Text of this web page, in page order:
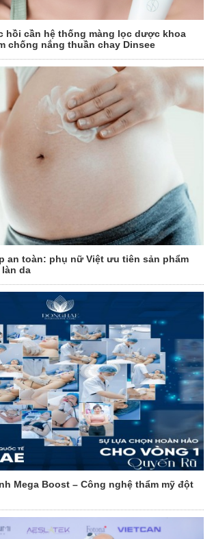
hồi cần hệ thống màng lọc dược khoa
chống nắng thuần chay Dinsee
an toàn: phụ nữ Việt ưu tiên sản phẩm
da
Mega Boost – Công nghệ thẩm mỹ đột